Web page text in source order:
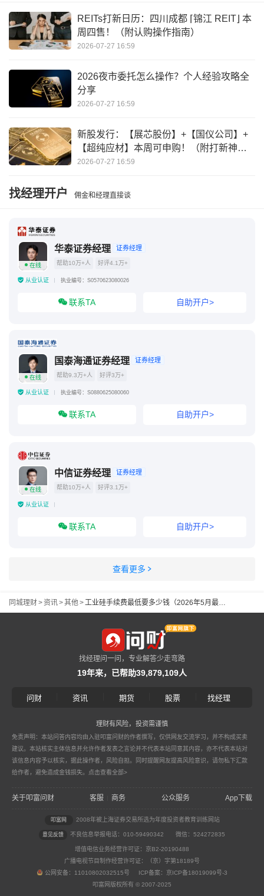
REITs打新日历：四川成都 ⌈锦江 REIT⌋ 本
周四售！（附认购操作指南）
2026-07-27 16:59
2026夜市委托怎么操作？个人经验攻略全
分享
2026-07-27 16:59
新股发行：【展芯股份】+【国仪公司】+
【超纯应材】本周可申购！（附打新神
器）
2026-07-27 16:59
找经理开户 佣金和经理直接谈
在线
华泰证券经理 证券经理
帮助10万+人 好评4.1万+
从业认证 执业编号：S0570623080026
联系TA 自助开户>
在线
国泰海通证券经理 证券经理
帮助9.3万+人 好评3万+
从业认证 执业编号：S0880625080060
联系TA 自助开户>
在线
中信证券经理 证券经理
帮助10万+人 好评3.1万+
从业认证
联系TA 自助开户>
查看更多
同城理财>资讯>其他> 工业硅手续费最低要多少钱（2026年5月最新）
找经理问一问，专业解答少走弯路
19年来，已帮助39,879,109人
问财 资讯 期货 股票 找经理
理财有风险，投资需谨慎
免责声明：本站问答内容均由入驻叩富问财的作者撰写，仅供网友交流学习，并不构成买卖
建议。本站核实主体信息并允许作者发表之言论并不代表本站同意其内容，亦不代表本站对
该信息内容予以核实，据此操作者，风险自担。同时提醒网友提高风险意识，请勿私下汇款
给作者，避免造成金钱损失。 点击查看全部>
关于叩富问财 客服 商务 公众服务 App下载
叩富网 2008年被上海证券交易所选为年度投资者教育训练网站
意见反馈 不良信息举报电话：010-59490342 微信：524272835
增值电信业务经营许可证：京B2-20190488
广播电视节目制作经营许可证：（京）字第18189号
公网安备：11010802032515号 ICP备案：京ICP备18019099号-3
叩富网版权所有 © 2007-2025